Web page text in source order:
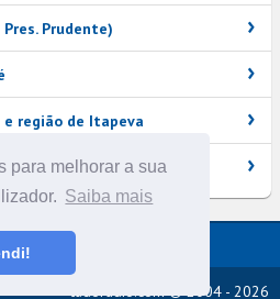
para melhorar a sua
Saiba mais
Prudente)
e região de Itapeva
tudoradio.com © 2004 - 2026